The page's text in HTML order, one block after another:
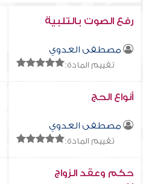
رفع الصوت بالتلبية
مصطفى العدوي
تقييم المادة:
أنواع الحج
مصطفى العدوي
تقييم المادة:
حكم وعقد الزواج